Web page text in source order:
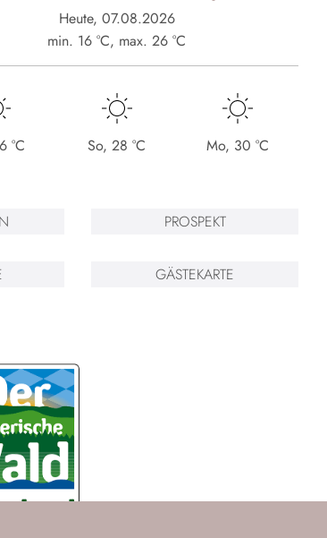
Heute, 07.08.2026
min. 16 °C, max. 26 °C
°C So,28 °C Mo, 30 °C
PROSPEKT
GÄSTEKARTE